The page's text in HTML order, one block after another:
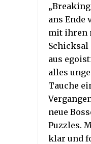
ans Ende
mit ihren
Schicksal
aus
alles
Tauche
neue
Puzzles.
klar und